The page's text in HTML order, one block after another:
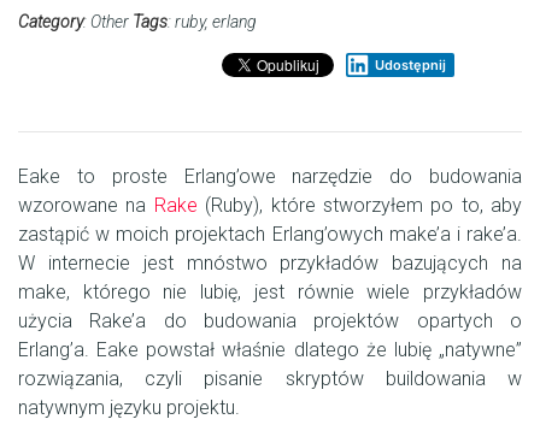
Category:Other Tags:ruby, erlang
Udostępnij
Eake to proste Erlang’owe narzędzie do budowania
wzorowane na Rake (Ruby), które stworzyłem po to, aby
zastąpić w moich projektach Erlang’owych make’a i rake’a.
W internecie jest mnóstwo przykładów bazujących na
make, którego nie lubię, jest równie wiele przykładów
użycia Rake’a do budowania projektów opartych o
Erlang’a. Eake powstał właśnie dlatego że lubię „natywne”
rozwiązania, czyli pisanie skryptów buildowania w
natywnym języku projektu.